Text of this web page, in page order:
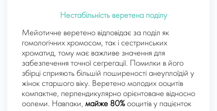
Нестабільність веретена поділу
Мейотичне веретено відповідає за поділ як
гомологічних хромосом, так і сестринських
хроматид, тому має важливе значення для
забезпечення точної сегрегації. Помилки в його
збірці сприяють більшій поширеності анеуплоїдій у
жінок старшого віку. Веретено молодих ооцитів
компактне, перпендикулярно орієнтоване відносно
оолеми. Навпаки, майже 80% ооцитів у пацієнток